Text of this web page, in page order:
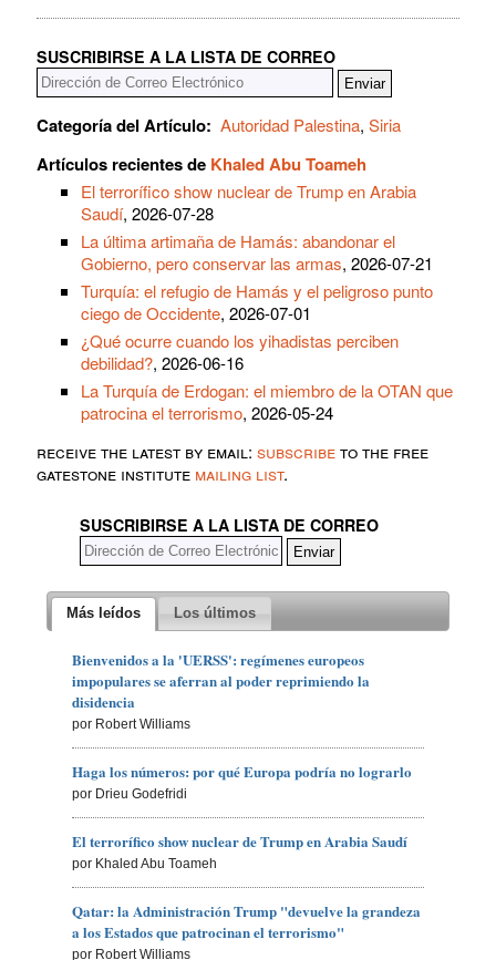
SUSCRIBIRSE A LA LISTA DE CORREO
Categoría del Artículo: Autoridad Palestina, Siria
Artículos recientes de Khaled Abu Toameh
El terrorífico show nuclear de Trump en Arabia
Saudí, 2026-07-28
La última artimaña de Hamás: abandonar el
Gobierno, pero conservar las armas, 2026-07-21
Turquía: el refugio de Hamás y el peligroso punto
ciego de Occidente, 2026-07-01
¿Qué ocurre cuando los yihadistas perciben
debilidad?, 2026-06-16
La Turquía de Erdogan: el miembro de la OTAN que
patrocina el terrorismo, 2026-05-24
receive the latest by email: subscribeto the free
gatestone institute mailing list.
SUSCRIBIRSE A LA LISTA DE CORREO
Más leídos Los últimos
Bienvenidos a la 'UERSS': regímenes europeos
impopulares se aferran al poder reprimiendo la
disidencia
por Robert Williams
Haga los números: por qué Europa podría no lograrlo
por Drieu Godefridi
El terrorífico show nuclear de Trump en Arabia Saudí
por Khaled Abu Toameh
Qatar: la Administración Trump "devuelve la grandeza
a los Estados que patrocinan el terrorismo"
por Robert Williams